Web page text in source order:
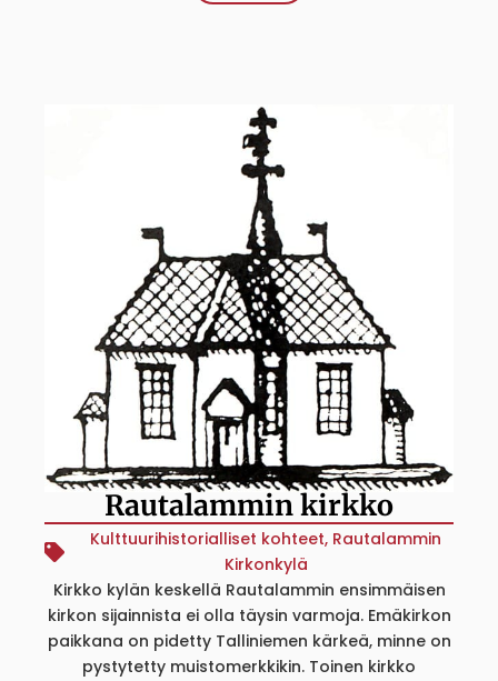
Rautalammin kirkko
Kulttuurihistorialliset kohteet, Rautalammin
Kirkonkylä
Kirkko kylän keskellä Rautalammin ensimmäisen
kirkon sijainnista ei olla täysin varmoja. Emäkirkon
paikkana on pidetty Talliniemen kärkeä, minne on
pystytetty muistomerkkikin. Toinen kirkko